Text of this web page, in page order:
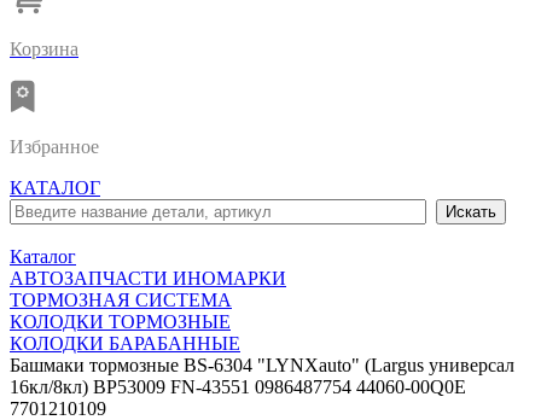
Корзина
Избранное
КАТАЛОГ
Каталог
АВТОЗАПЧАСТИ ИНОМАРКИ
ТОРМОЗНАЯ СИСТЕМА
КОЛОДКИ ТОРМОЗНЫЕ
КОЛОДКИ БАРАБАННЫЕ
Башмаки тормозные BS-6304 "LYNXauto" (Largus универсал
16кл/8кл) BP53009 FN-43551 0986487754 44060-00Q0E
7701210109